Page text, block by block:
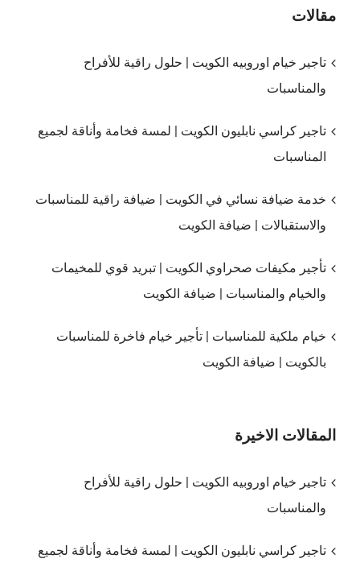
مقالات
تاجير خيام اوروبيه الكويت | حلول راقية للأفراح
والمناسبات
تاجير كراسي نابليون الكويت | لمسة فخامة وأناقة لجميع
المناسبات
خدمة ضيافة نسائي في الكويت | ضيافة راقية للمناسبات
والاستقبالات | ضيافة الكويت
تأجير مكيفات صحراوي الكويت | تبريد قوي للمخيمات
والخيام والمناسبات | ضيافة الكويت
خيام ملكية للمناسبات | تأجير خيام فاخرة للمناسبات
بالكويت | ضيافة الكويت
المقالات الاخيرة
تاجير خيام اوروبيه الكويت | حلول راقية للأفراح
والمناسبات
تاجير كراسي نابليون الكويت | لمسة فخامة وأناقة لجميع